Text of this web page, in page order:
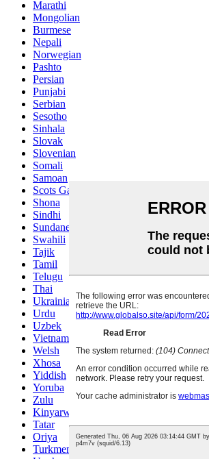
Marathi
Mongolian
Burmese
Nepali
Norwegian
Pashto
Persian
Punjabi
Serbian
Sesotho
Sinhala
Slovak
Slovenian
Somali
Samoan
Scots Gaelic
Shona
Sindhi
Sundanese
Swahili
Tajik
Tamil
Telugu
Thai
Ukrainian
Urdu
Uzbek
Vietnamese
Welsh
Xhosa
Yiddish
Yoruba
Zulu
Kinyarwanda
Tatar
Oriya
Turkmen